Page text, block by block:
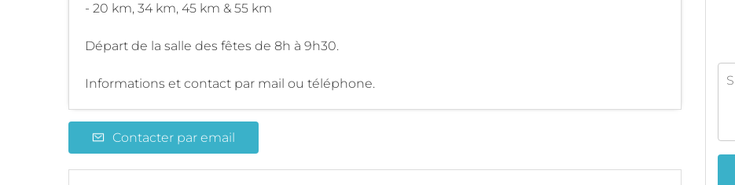
- 20 km, 34 km, 45 km & 55 km
Départ de la salle des fêtes de 8h à 9h30.
Informations et contact par mail ou téléphone.
Contacter par email